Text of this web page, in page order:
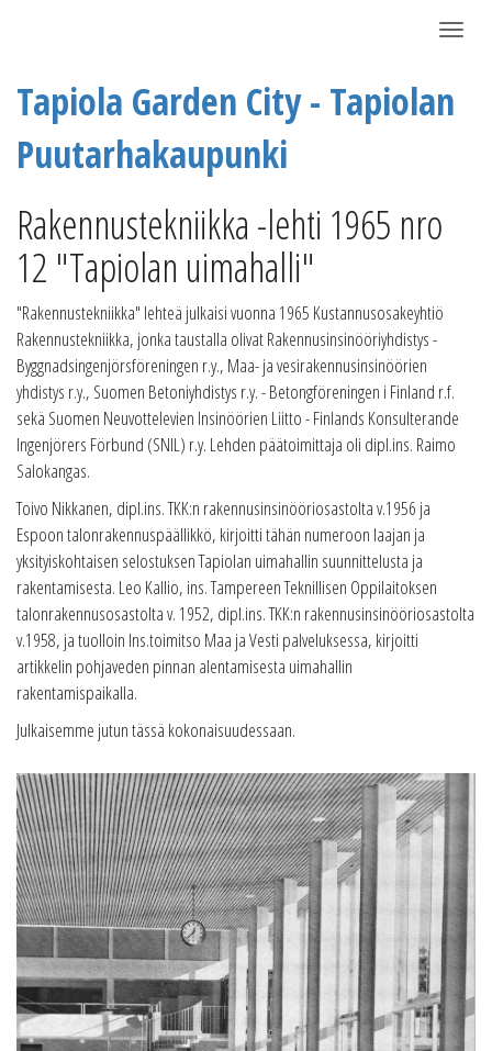
Tapiola Garden City - Tapiolan
Puutarhakaupunki
Rakennustekniikka -lehti 1965 nro
12 "Tapiolan uimahalli"
"Rakennustekniikka" lehteä julkaisi vuonna 1965 Kustannusosakeyhtiö
Rakennustekniikka, jonka taustalla olivat Rakennusinsinööriyhdistys -
Byggnadsingenjörsföreningen r.y., Maa- ja vesirakennusinsinöörien
yhdistys r.y., Suomen Betoniyhdistys r.y. - Betongföreningen i Finland r.f.
sekä Suomen Neuvottelevien Insinöörien Liitto - Finlands Konsulterande
Ingenjörers Förbund (SNIL) r.y. Lehden päätoimittaja oli dipl.ins. Raimo
Salokangas.
Toivo Nikkanen, dipl.ins. TKK:n rakennusinsinööriosastolta v.1956 ja
Espoon talonrakennuspäällikkö, kirjoitti tähän numeroon laajan ja
yksityiskohtaisen selostuksen Tapiolan uimahallin suunnittelusta ja
rakentamisesta. Leo Kallio, ins. Tampereen Teknillisen Oppilaitoksen
talonrakennusosastolta v. 1952, dipl.ins. TKK:n rakennusinsinööriosastolta
v.1958, ja tuolloin Ins.toimitso Maa ja Vesti palveluksessa, kirjoitti
artikkelin pohjaveden pinnan alentamisesta uimahallin
rakentamispaikalla.
Julkaisemme jutun tässä kokonaisuudessaan.